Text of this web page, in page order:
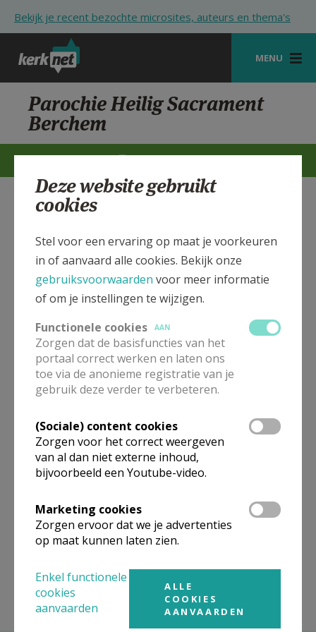
Bekijk je recent bezochte microsites, auteurs en thema's
MENU
STARTPAGINA
KERK
VIERINGEN
SHOP
ZOEKEN
HULP
STARTPAGINA PORTAAL
MIJN PAROCHIE
AANMELDEN OF REGISTREREN
Parochie Heilig Sacrament
Berchem
Verbergen
H. Sacrament Parochiekerk
Bekijk de details voor de weekendvieringen die doorgaan
in deze kerk, het adres van de kerk, alsook een lijst met
kerken in de buurt.
ALLE DETAILS TONEN
Niet gevonden wat je zocht? Hier vind je
links naar kerken, eventueel van andere
Kerken in of nabij
Deze website gebruikt
cookies
Stel voor een ervaring op maat je voorkeuren
in of aanvaard alle cookies. Bekijk onze
gebruiksvoorwaarden voor meer informatie
of om je instellingen te wijzigen.
Functionele cookies
AAN
Zorgen dat de basisfuncties van het
portaal correct werken en laten ons
toe via de anonieme registratie van je
gebruik deze verder te verbeteren.
(Sociale) content cookies
Zorgen voor het correct weergeven
van al dan niet externe inhoud,
bijvoorbeeld een Youtube-video.
Marketing cookies
Zorgen ervoor dat we je advertenties
op maat kunnen laten zien.
Enkel functionele
cookies
aanvaarden
ALLE
COOKIES
AANVAARDEN